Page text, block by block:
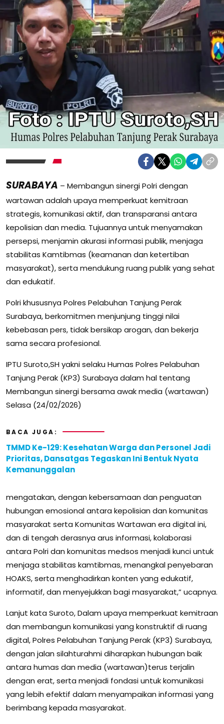
SURABAYA – Membangun sinergi Polri dengan
wartawan adalah upaya memperkuat kemitraan
strategis, komunikasi aktif, dan transparansi antara
kepolisian dan media. Tujuannya untuk menyamakan
persepsi, menjamin akurasi informasi publik, menjaga
stabilitas Kamtibmas (keamanan dan ketertiban
masyarakat), serta mendukung ruang publik yang sehat
dan edukatif.
Polri khususnya Polres Pelabuhan Tanjung Perak
Surabaya, berkomitmen menjunjung tinggi nilai
kebebasan pers, tidak bersikap arogan, dan bekerja
sama secara profesional.
IPTU Suroto,SH yakni selaku Humas Polres Pelabuhan
Tanjung Perak (KP3) Surabaya dalam hal tentang
Membangun sinergi bersama awak media (wartawan)
Selasa (24/02/2026)
BACA JUGA:
TMMD Ke-129: Kesehatan Warga dan Personel Jadi
Prioritas, Dansatgas Tegaskan Ini Bentuk Nyata
Kemanunggalan
mengatakan, dengan kebersamaan dan penguatan
hubungan emosional antara kepolisian dan komunitas
masyarakat serta Komunitas Wartawan era digital ini,
dan di tengah derasnya arus informasi, kolaborasi
antara Polri dan komunitas medsos menjadi kunci untuk
menjaga stabilitas kamtibmas, menangkal penyebaran
HOAKS, serta menghadirkan konten yang edukatif,
informatif, dan menyejukkan bagi masyarakat,” ucapnya.
Lanjut kata Suroto, Dalam upaya memperkuat kemitraan
dan membangun komunikasi yang konstruktif di ruang
digital, Polres Pelabuhan Tanjung Perak (KP3) Surabaya,
dengan jalan silahturahmi diharapkan hubungan baik
antara humas dan media (wartawan)terus terjalin
dengan erat, serta menjadi fondasi untuk komunikasi
yang lebih efektif dalam menyampaikan informasi yang
berimbang kepada masyarakat.